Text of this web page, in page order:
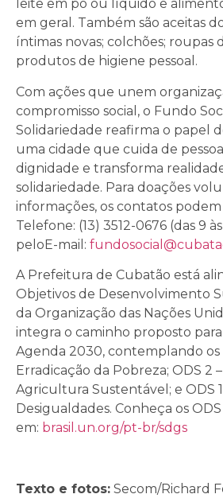
leite em pó ou líquido e
em geral. Também são aceitas
íntimas novas; colchões; roupas
produtos de higiene pessoal.
Com ações que unem
compromisso social, o Fundo
Solidariedade reafirma o papel
uma cidade que cuida de
dignidade e transforma
solidariedade. Para doações
informações, os contatos
Telefone: (13) 3512-0676 (das 9
peloE-mail:
A Prefeitura de Cubatão está
Objetivos de Desenvolvimento
da Organização das Nações
integra o caminho proposto
Agenda 2030, contemplando os
Erradicação da Pobreza; ODS 2
Agricultura Sustentável; e ODS
Desigualdades. Conheça os ODS
em: brasil.un.org/pt-br/sdgs
Texto e fotos: Secom/Richard